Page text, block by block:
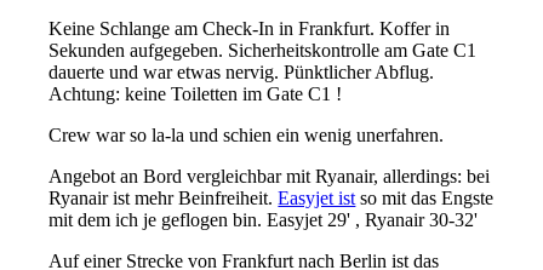
Keine Schlange am Check-In in Frankfurt. Koffer in
Sekunden aufgegeben. Sicherheitskontrolle am Gate C1
dauerte und war etwas nervig. Pünktlicher Abflug.
Achtung: keine Toiletten im Gate C1 !
Crew war so la-la und schien ein wenig unerfahren.
Angebot an Bord vergleichbar mit Ryanair, allerdings: bei
Ryanair ist mehr Beinfreiheit.Easyjet ist so mit das Engste
mit dem ich je geflogen bin. Easyjet 29' , Ryanair 30-32'
Auf einer Strecke von Frankfurt nach Berlin ist das